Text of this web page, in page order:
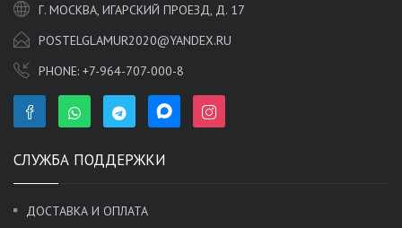
Г. МОСКВА, ИГАРСКИЙ ПРОЕЗД, Д. 17
POSTELGLAMUR2020@YANDEX.RU
PHONE: +7-964-707-000-8
СЛУЖБА ПОДДЕРЖКИ
ДОСТАВКА И ОПЛАТА